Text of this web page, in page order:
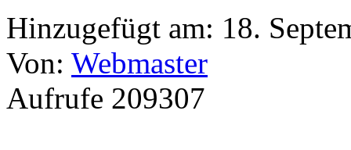
Hinzugefügt am: 18.
Von: Webmaster
Aufrufe 209307